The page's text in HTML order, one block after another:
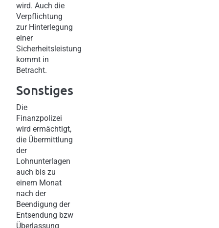
wird. Auch die
Verpflichtung
zur Hinterlegung
einer
Sicherheitsleistung
kommt in
Betracht.
Sonstiges
Die
Finanzpolizei
wird ermächtigt,
die Übermittlung
der
Lohnunterlagen
auch bis zu
einem Monat
nach der
Beendigung der
Entsendung bzw
Überlassung